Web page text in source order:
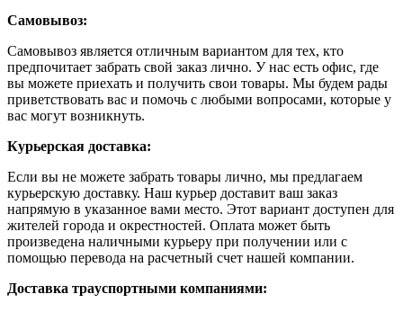
Самовывоз:
Самовывоз является отличным вариантом для тех, кто
предпочитает забрать свой заказ лично. У нас есть офис, где
вы можете приехать и получить свои товары. Мы будем рады
приветствовать вас и помочь с любыми вопросами, которые у
вас могут возникнуть.
Курьерская доставка:
Если вы не можете забрать товары лично, мы предлагаем
курьерскую доставку. Наш курьер доставит ваш заказ
напрямую в указанное вами место. Этот вариант доступен для
жителей города и окрестностей. Оплата может быть
произведена наличными курьеру при получении или с
помощью перевода на расчетный счет нашей компании.
Доставка траyспортными компаниями: